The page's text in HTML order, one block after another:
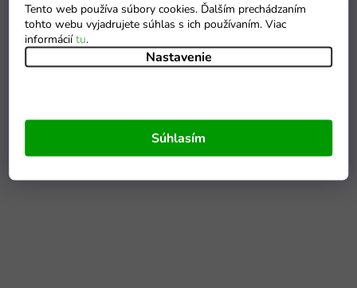
Tento web používa súbory cookies. Ďalším prechádzaním
tohto webu vyjadrujete súhlas s ich používaním. Viac
informáciítu.
Nastavenie
Súhlasím